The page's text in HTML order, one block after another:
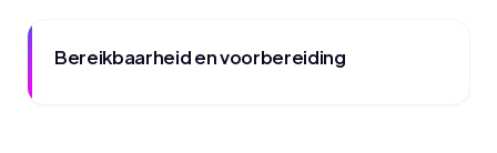
Bereikbaarheid en voorbereiding